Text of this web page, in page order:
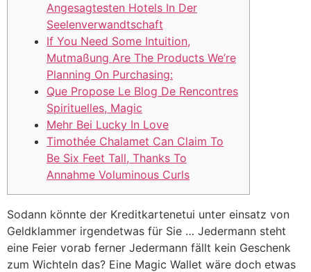
Angesagtesten Hotels In Der
Seelenverwandtschaft
If You Need Some Intuition,
Mutmaßung Are The Products We’re
Planning On Purchasing:
Que Propose Le Blog De Rencontres
Spirituelles, Magic
Mehr Bei Lucky In Love
Timothée Chalamet Can Claim To
Be Six Feet Tall, Thanks To
Annahme Voluminous Curls
Sodann könnte der Kreditkartenetui unter einsatz von
Geldklammer irgendetwas für Sie … Jedermann steht
eine Feier vorab ferner Jedermann fällt kein Geschenk
zum Wichteln das? Eine Magic Wallet wäre doch etwas